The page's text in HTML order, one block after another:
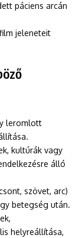
páciens arcán
film jeleneteit
leromlott
kultúrák vagy
álló
szövet, arc)
betegség után.
helyreállítása,